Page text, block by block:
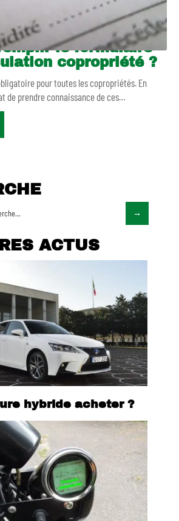
le formulaire
copropriété ?
pour toutes les copropriétés. En
de prendre connaissance de ces…
ACTUS
hybride acheter ?